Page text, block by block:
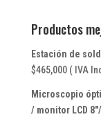
Productos
Estación de
$465,000 ( IVA
Microscopio
/ monitor LCD